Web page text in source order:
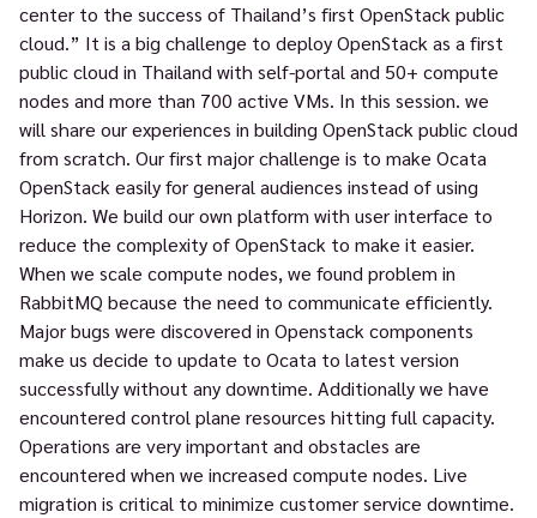
center to the success of Thailand’s first OpenStack public
cloud.” It is a big challenge to deploy OpenStack as a first
public cloud in Thailand with self-portal and 50+ compute
nodes and more than 700 active VMs. In this session. we
will share our experiences in building OpenStack public cloud
from scratch. Our first major challenge is to make Ocata
OpenStack easily for general audiences instead of using
Horizon. We build our own platform with user interface to
reduce the complexity of OpenStack to make it easier.
When we scale compute nodes, we found problem in
RabbitMQ because the need to communicate efficiently.
Major bugs were discovered in Openstack components
make us decide to update to Ocata to latest version
successfully without any downtime. Additionally we have
encountered control plane resources hitting full capacity.
Operations are very important and obstacles are
encountered when we increased compute nodes. Live
migration is critical to minimize customer service downtime.